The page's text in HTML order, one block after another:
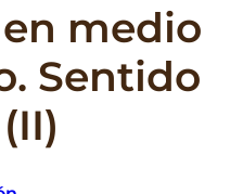
medio
Sentido